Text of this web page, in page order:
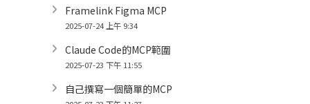
Framelink Figma MCP
2025-07-24 上午 9:34
Claude Code的MCP範圍
2025-07-23 下午 11:55
自己撰寫一個簡單的MCP